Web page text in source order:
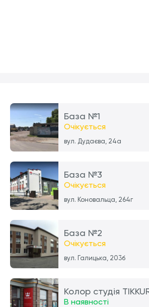
База №1
Очікується
вул. Дудаєва, 24а
База №3
Очікується
вул. Коновальца, 264г
База №2
Очікується
вул. Галицька, 203б
Колор студія
В наявності